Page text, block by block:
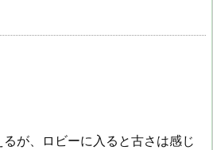
が、ロビーに入ると古さは感じ